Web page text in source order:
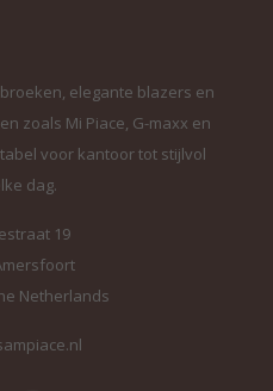
elegante blazers en
zoals Mi Piace, G-maxx en
voor kantoor tot stijlvol
dag.
19
Netherlands